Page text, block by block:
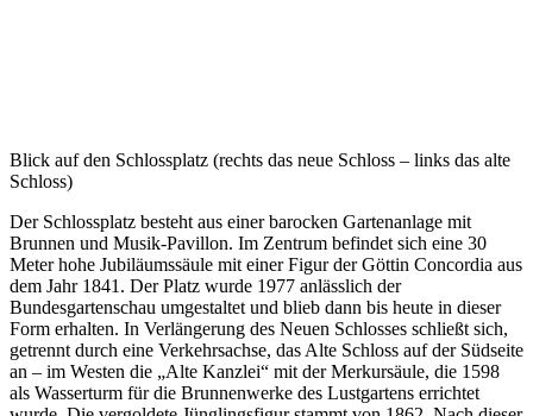
Blick auf den Schlossplatz (rechts das neue Schloss – links das alte
Schloss)
Der Schlossplatz besteht aus einer barocken Gartenanlage mit
Brunnen und Musik-Pavillon. Im Zentrum befindet sich eine 30
Meter hohe Jubiläumssäule mit einer Figur der Göttin Concordia aus
dem Jahr 1841. Der Platz wurde 1977 anlässlich der
Bundesgartenschau umgestaltet und blieb dann bis heute in dieser
Form erhalten. In Verlängerung des Neuen Schlosses schließt sich,
getrennt durch eine Verkehrsachse, das Alte Schloss auf der Südseite
an – im Westen die „Alte Kanzlei“ mit der Merkursäule, die 1598
als Wasserturm für die Brunnenwerke des Lustgartens errichtet